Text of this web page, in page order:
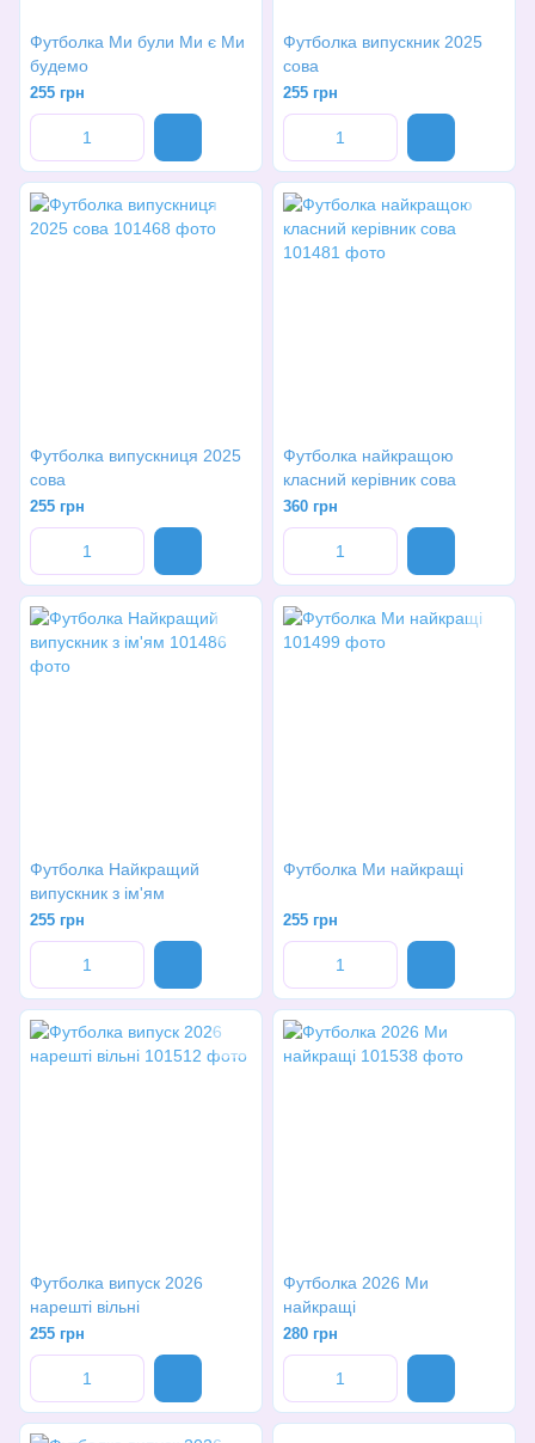
Футболка Ми були Ми є Ми
будемо
255 грн
Футболка випускник 2025
сова
255 грн
Футболка випускниця 2025
сова
255 грн
Футболка найкращою
класний керівник сова
360 грн
Футболка Найкращий
випускник з ім'ям
255 грн
Футболка Ми найкращі
255 грн
Футболка випуск 2026
нарешті вільні
255 грн
Футболка 2026 Ми
найкращі
280 грн